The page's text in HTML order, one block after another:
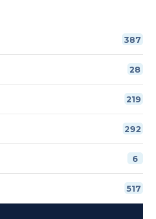
387
28
219
292
6
517